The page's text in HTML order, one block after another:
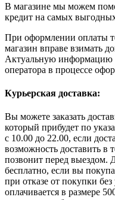
В магазине мы можем
кредит на самых
При оформлении оплаты
магазин вправе взимать
Актуальную информацию
оператора в процессе
Курьерская доставка:
Вы можете заказать
который прибудет по
с 10.00 до 22.00, если
возможность доставить в
позвонит перед выездом.
бесплатно, если вы
при отказе от покупки
оплачивается в размере